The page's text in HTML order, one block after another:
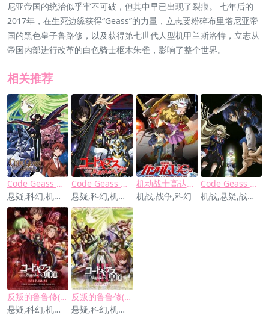
尼亚帝国的统治似乎牢不可破，但其中早已出现了裂痕。 七年后的
2017年，在生死边缘获得“Geass”的力量，立志要粉碎布里塔尼亚帝
国的黑色皇子鲁路修，以及获得第七世代人型机甲兰斯洛特，立志从
帝国内部进行改革的白色骑士枢木朱雀，影响了整个世界。
相关推荐
Code Geass 反叛的鲁鲁修
悬疑,科幻,机战,战争,社会
Code Geass 反叛的鲁鲁修 第二季
悬疑,科幻,机战,战争,社会
机动战士高达UC
机战,战争,科幻
Code Geass 亡国的阿基德
机战,悬疑,战争,剧情,科幻
反叛的鲁鲁修(总集篇1) 兴道
悬疑,科幻,机战,战争,社会
反叛的鲁鲁修(总集篇3) 皇道
悬疑,科幻,机战,战争,社会